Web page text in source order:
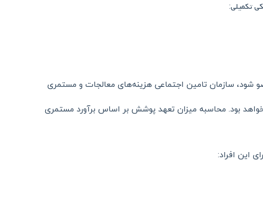
تکمیلی:
شود، سازمان تامین اجتماعی هزینه‌های معالجات و مستمری
بود. محاسبه میزان تعهد پوشش بر اساس برآورد مستمری
این افراد: